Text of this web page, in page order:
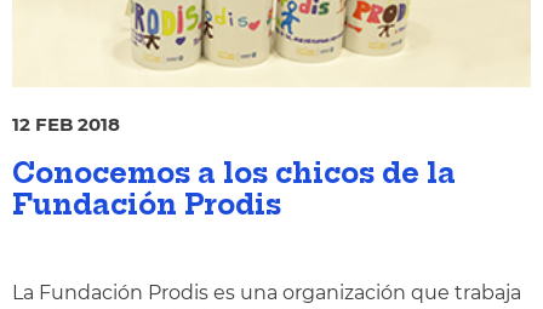
12 FEB 2018
Conocemos a los chicos de la
Fundación Prodis
La Fundación Prodis es una organización que trabaja